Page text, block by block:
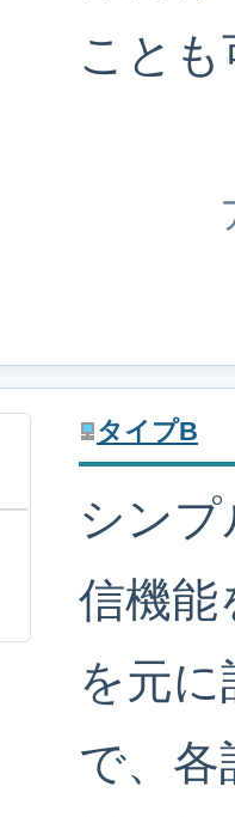
こと
タイプB
シン
信機能
を元
で、